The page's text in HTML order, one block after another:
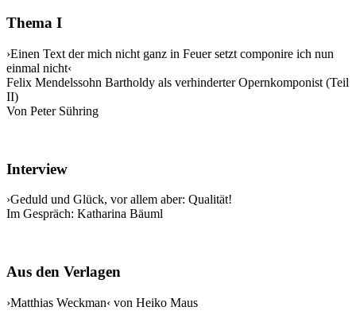
Thema I
›Einen Text der mich nicht ganz in Feuer setzt componire ich nun
einmal nicht‹
Felix Mendelssohn Bartholdy als verhinderter Opernkomponist (Teil
II)
Von Peter Sühring
Interview
›Geduld und Glück, vor allem aber: Qualität!
Im Gespräch: Katharina Bäuml
Aus den Verlagen
›Matthias Weckman‹ von Heiko Maus